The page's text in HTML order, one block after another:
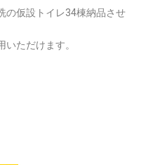
の仮設トイレ34棟納品させ
ただけます。